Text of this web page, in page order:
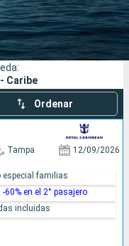
Compañías
Caribe
Ordenar
Tampa 12/09/2026
especial familias
-60% en el 2° pasajero
incluidas